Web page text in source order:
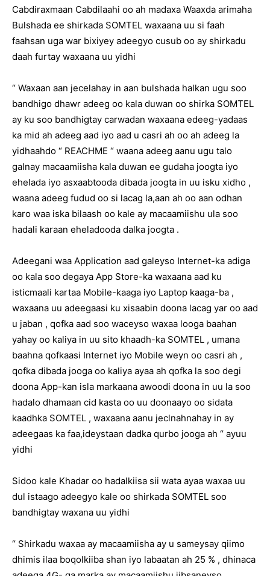
Cabdiraxmaan Cabdilaahi oo ah madaxa Waaxda arimaha
Bulshada ee shirkada SOMTEL waxaana uu si faah
faahsan uga war bixiyey adeegyo cusub oo ay shirkadu
daah furtay waxaana uu yidhi
“ Waxaan aan jecelahay in aan bulshada halkan ugu soo
bandhigo dhawr adeeg oo kala duwan oo shirka SOMTEL
ay ku soo bandhigtay carwadan waxaana edeeg-yadaas
ka mid ah adeeg aad iyo aad u casri ah oo ah adeeg la
yidhaahdo “ REACHME “ waana adeeg aanu ugu talo
galnay macaamiisha kala duwan ee gudaha joogta iyo
ehelada iyo asxaabtooda dibada joogta in uu isku xidho ,
waana adeeg fudud oo si lacag la,aan ah oo aan odhan
karo waa iska bilaash oo kale ay macaamiishu ula soo
hadali karaan eheladooda dalka joogta .
Adeegani waa Application aad galeyso Internet-ka adiga
oo kala soo degaya App Store-ka waxaana aad ku
isticmaali kartaa Mobile-kaaga iyo Laptop kaaga-ba ,
waxaana uu adeegaasi ku xisaabin doona lacag yar oo aad
u jaban , qofka aad soo waceyso waxaa looga baahan
yahay oo kaliya in uu sito khaadh-ka SOMTEL , umana
baahna qofkaasi Internet iyo Mobile weyn oo casri ah ,
qofka dibada jooga oo kaliya ayaa ah qofka la soo degi
doona App-kan isla markaana awoodi doona in uu la soo
hadalo dhamaan cid kasta oo uu doonaayo oo sidata
kaadhka SOMTEL , waxaana aanu jeclnahnahay in ay
adeegaas ka faa,ideystaan dadka qurbo jooga ah “ ayuu
yidhi
Sidoo kale Khadar oo hadalkiisa sii wata ayaa waxaa uu
dul istaago adeegyo kale oo shirkada SOMTEL soo
bandhigtay waxana uu yidhi
“ Shirkadu waxaa ay macaamiisha ay u sameysay qiimo
dhimis ilaa boqolkiiba shan iyo labaatan ah 25 % , dhinaca